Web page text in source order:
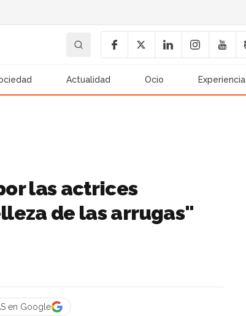
Actualidad Ocio Experiencia
las actrices
de las arrugas"
en Google